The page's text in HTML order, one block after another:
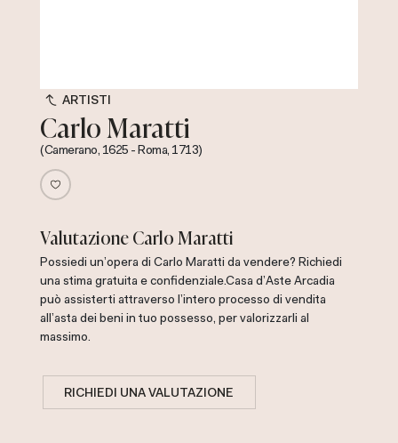
ARTISTI
Carlo Maratti
(Camerano, 1625 - Roma, 1713)
Valutazione Carlo Maratti
Possiedi un'opera di Carlo Maratti da vendere? Richiedi
una stima gratuita e confidenziale.Casa d'Aste Arcadia
può assisterti attraverso l'intero processo di vendita
all'asta dei beni in tuo possesso, per valorizzarli al
massimo.
RICHIEDI UNA VALUTAZIONE